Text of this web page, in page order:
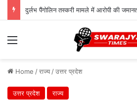
दुर्लभ पैंगोलिन तस्करी मामले में आरोपी की
Menu
Home /राज्य /उत्तर प्रदेश
उत्तर प्रदेश राज्य